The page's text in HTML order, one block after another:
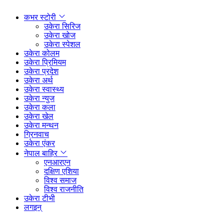
कभर स्टोरी
उकेरा सिरिज
उकेरा खोज
उकेरा स्पेशल
उकेरा कोलम
उकेरा प्रिमियम
उकेरा प्रदेश
उकेरा अर्थ
उकेरा स्वास्थ्य
उकेरा न्युज
उकेरा कला
उकेरा खेल
उकेरा मन्थन
ग्रिनवाच
उकेरा एंकर
नेपाल बाहिर
एनआरएन
दक्षिण एशिया
विश्व समाज
विश्व राजनीति
उकेरा टीभी
लगइन्